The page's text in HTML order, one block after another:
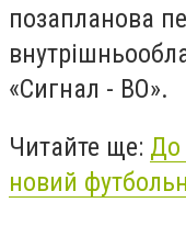
позапланова
«Сигнал - ВО».
Читайте ще: До
новий